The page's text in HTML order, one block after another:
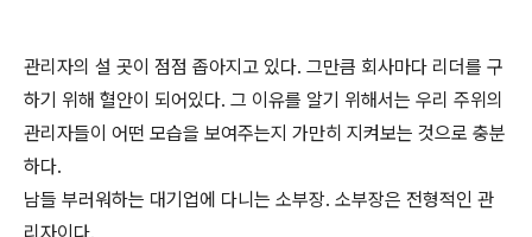
관리자의 설 곳이 점점 좁아지고 있다. 그만큼 회사마다 리더를 구
하기 위해 혈안이 되어있다. 그 이유를 알기 위해서는 우리 주위의
관리자들이 어떤 모습을 보여주는지 가만히 지켜보는 것으로 충분
하다.
남들 부러워하는 대기업에 다니는 소부장. 소부장은 전형적인 관